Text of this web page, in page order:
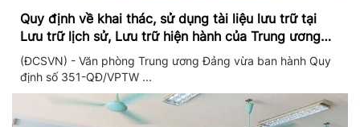
Quy định về khai thác, sử dụng tài liệu lưu trữ tại
Lưu trữ lịch sử, Lưu trữ hiện hành của Trung ương
Đảng và Văn phòng Trung ương Đảng
(ĐCSVN) - Văn phòng Trung ương Đảng vừa ban hành Quy
định số 351-QĐ/VPTW ...